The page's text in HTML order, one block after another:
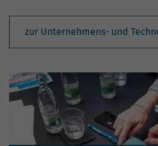
zur Unternehmens- und